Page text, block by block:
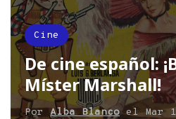
Cine
De cine español:
Míster Marshall!
PorAlba BlancoelMar